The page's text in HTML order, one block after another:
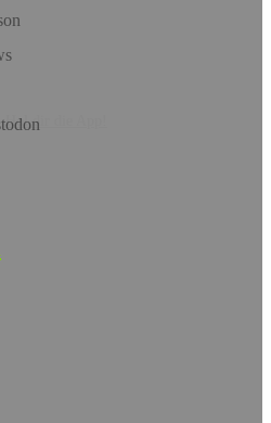
Hol dir die App!